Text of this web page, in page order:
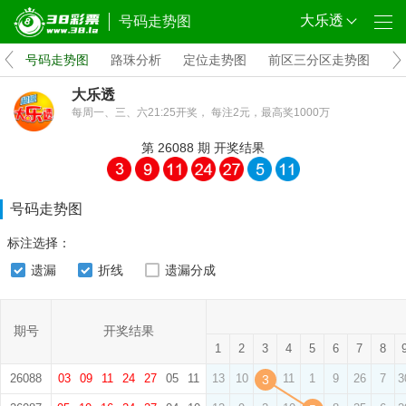
号码走势图 大乐透
号码走势图 路珠分析 定位走势图 前区三分区走势图
大乐透
每周一、三、六21:25开奖， 每注2元，最高奖1000万
第 26088 期 开奖结果
号码走势图
标注选择：
遗漏
折线 遗漏分成
期号 开奖结果
1 2 3 4 5 6 7 8
26088 03 09 11 24 27 05 11 13 10 3 11 1 9 26 7